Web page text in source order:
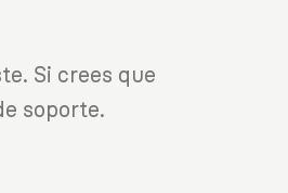
Si crees que
soporte.